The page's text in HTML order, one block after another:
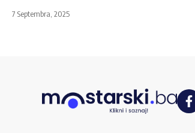
7 Septembra, 2025